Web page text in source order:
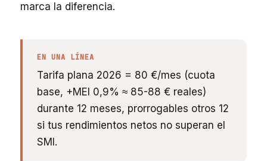
marca la diferencia.
EN UNA LÍNEA
Tarifa plana 2026 = 80 €/mes (cuota
base, +MEI 0,9% ≈ 85-88 € reales)
durante 12 meses, prorrogables otros 12
si tus rendimientos netos no superan el
SMI.